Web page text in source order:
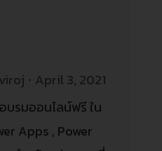
April 3, 2021
บรมออนไลน์ฟรี ใน
Apps , Power